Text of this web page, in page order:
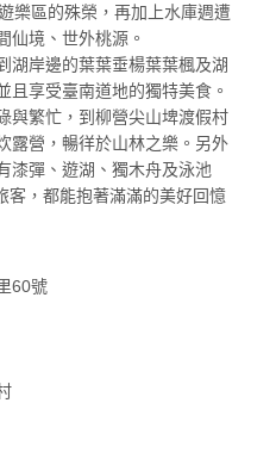
樂區的殊榮，再加上水庫週遭
仙境、世外桃源。
湖岸邊的葉葉垂楊葉葉楓及湖
且享受臺南道地的獨特美食。
與繁忙，到柳營尖山埤渡假村
露營，暢徉於山林之樂。另外
漆彈、遊湖、獨木舟及泳池
客，都能抱著滿滿的美好回憶
60號